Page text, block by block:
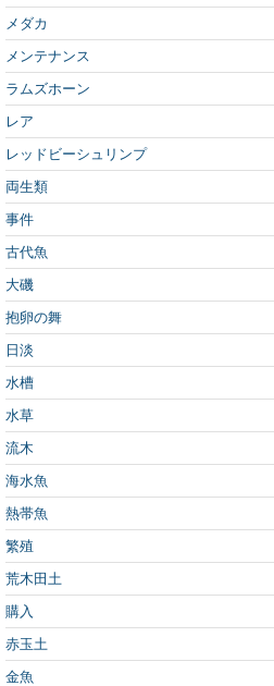
メダカ
メンテナンス
ラムズホーン
レア
レッドビーシュリンプ
両生類
事件
古代魚
大磯
抱卵の舞
日淡
水槽
水草
流木
海水魚
熱帯魚
繁殖
荒木田土
購入
赤玉土
金魚